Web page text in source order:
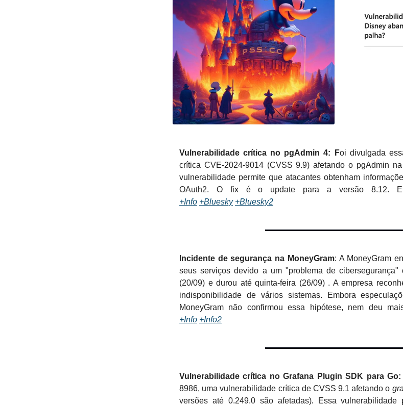
Vulnerabilidade crítica no pgAdmin 4: Foi divulgada
crítica CVE-2024-9014 (CVSS 9.9) afetando o pgAdmin
vulnerabilidade permite que atacantes obtenham
OAuth2. O fix é o update para a versão 8.12.
+Info +Bluesky +Bluesky2
Incidente de segurança na MoneyGram: A MoneyGram
seus serviços devido a um "problema de cibersegurança"
(20/09) e durou até quinta-feira (26/09) . A empresa
indisponibilidade de vários sistemas. Embora
MoneyGram não confirmou essa hipótese, nem deu
+Info +Info2
Vulnerabilidade crítica no Grafana Plugin SDK para Go:
8986, uma vulnerabilidade crítica de CVSS 9.1 afetando o
versões até 0.249.0 são afetadas). Essa